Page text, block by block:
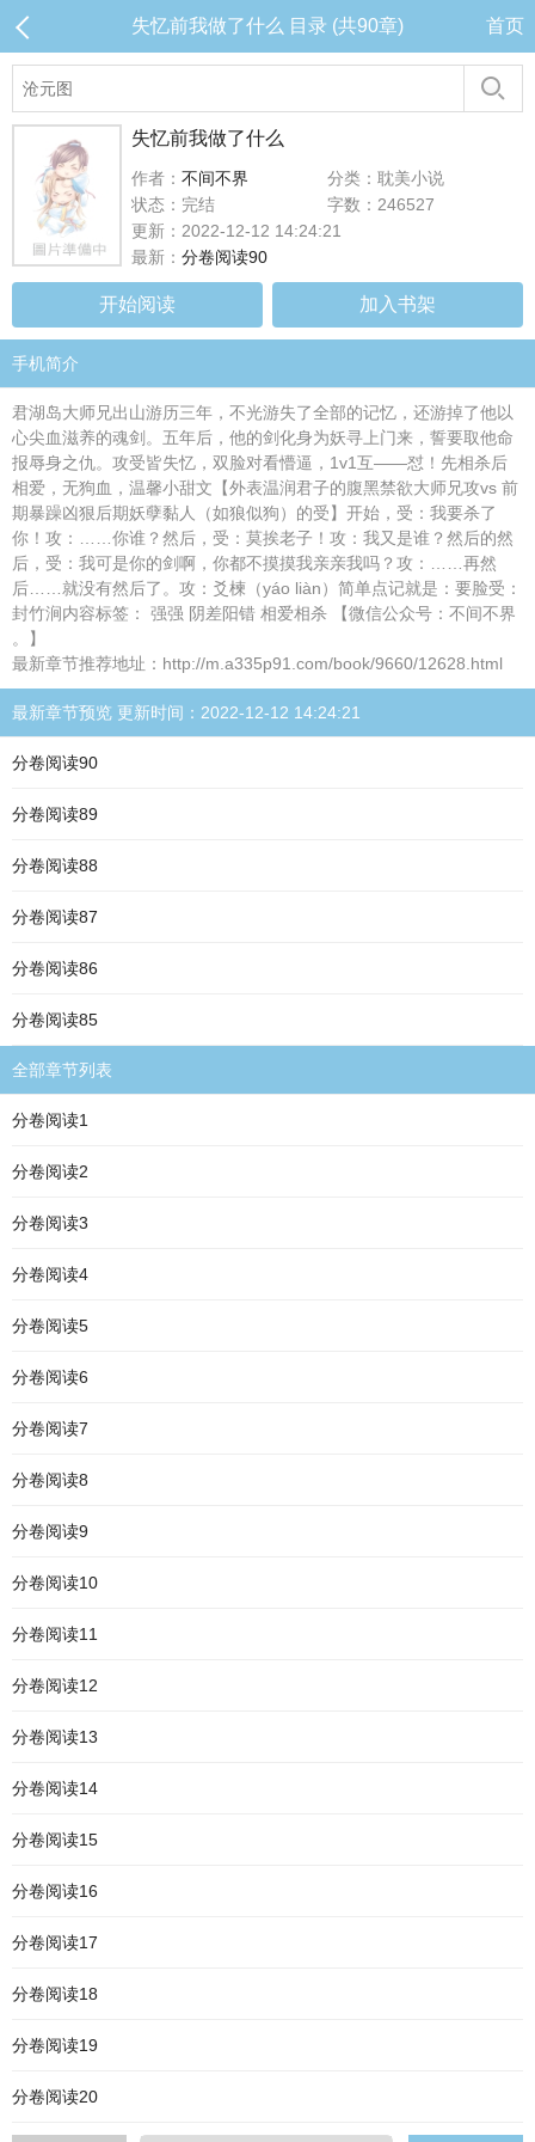
失忆前我做了什么 目录 (共90章) 首页
失忆前我做了什么
作者： 不间不界
分类：耽美小说
状态：完结
字数：246527
更新：2022-12-12 14:24:21
最新： 分卷阅读90
开始阅读 加入书架
手机简介
君湖岛大师兄出山游历三年，不光游失了全部的记忆，还游掉了他以
心尖血滋养的魂剑。五年后，他的剑化身为妖寻上门来，誓要取他命
报辱身之仇。攻受皆失忆，双脸对看懵逼，1v1互——怼！先相杀后
相爱，无狗血，温馨小甜文【外表温润君子的腹黑禁欲大师兄攻vs 前
期暴躁凶狠后期妖孽黏人（如狼似狗）的受】开始，受：我要杀了
你！攻：……你谁？然后，受：莫挨老子！攻：我又是谁？然后的然
后，受：我可是你的剑啊，你都不摸摸我亲亲我吗？攻：……再然
后……就没有然后了。攻：爻楝（yáo liàn）简单点记就是：要脸受：
封竹涧内容标签： 强强 阴差阳错 相爱相杀 【微信公众号：不间不界
。】
最新章节推荐地址：http://m.a335p91.com/book/9660/12628.html
最新章节预览 更新时间：2022-12-12 14:24:21
分卷阅读90
分卷阅读89
分卷阅读88
分卷阅读87
分卷阅读86
分卷阅读85
全部章节列表
分卷阅读1
分卷阅读2
分卷阅读3
分卷阅读4
分卷阅读5
分卷阅读6
分卷阅读7
分卷阅读8
分卷阅读9
分卷阅读10
分卷阅读11
分卷阅读12
分卷阅读13
分卷阅读14
分卷阅读15
分卷阅读16
分卷阅读17
分卷阅读18
分卷阅读19
分卷阅读20